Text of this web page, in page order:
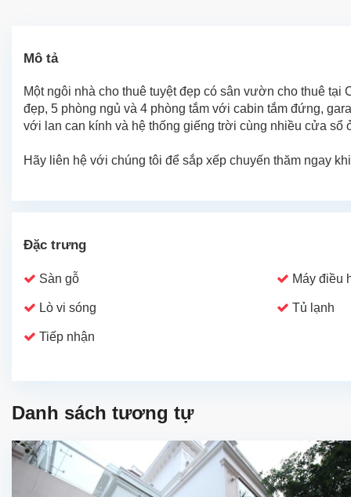
Mô tả
Một ngôi nhà cho thuê tuyệt đẹp có sân vườn cho thuê
đẹp, 5 phòng ngủ và 4 phòng tắm với cabin tắm đứng,
với lan can kính và hệ thống giếng trời cùng nhiều cửa
Hãy liên hệ với chúng tôi để sắp xếp chuyến thăm ngay
Đặc trưng
Sàn gỗ Máy điều
Lò vi sóng Tủ lạnh
Tiếp nhận
Danh sách tương tự